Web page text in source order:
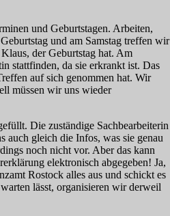
und Geburtstagen. Arbeiten,
und am Samstag treffen wir
der Geburtstag hat. Am
stattfinden, da sie erkrankt ist. Das
auf sich genommen hat. Wir
müssen wir uns wieder
Die zuständige Sachbearbeiterin
auch gleich die Infos, was sie genau
noch nicht vor. Aber das kann
elektronisch abgegeben! Ja,
Rostock alles aus und schickt es
lässt, organisieren wir derweil